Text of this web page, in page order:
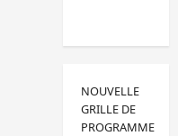
NOUVELLE
GRILLE DE
PROGRAMME